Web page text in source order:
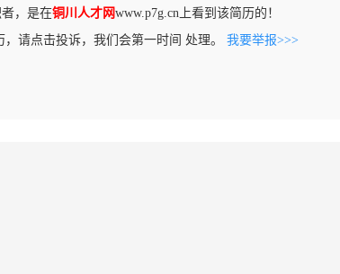
，是在铜川人才网www.p7g.cn上看到该简历的！
，请点击投诉，我们会第一时间 处理。 我要举报>>>